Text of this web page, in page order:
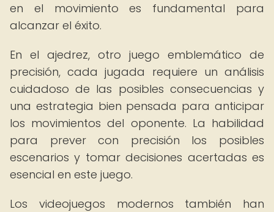
en el movimiento es fundamental para
alcanzar el éxito.
En el ajedrez, otro juego emblemático de
precisión, cada jugada requiere un análisis
cuidadoso de las posibles consecuencias y
una estrategia bien pensada para anticipar
los movimientos del oponente. La habilidad
para prever con precisión los posibles
escenarios y tomar decisiones acertadas es
esencial en este juego.
Los videojuegos modernos también han